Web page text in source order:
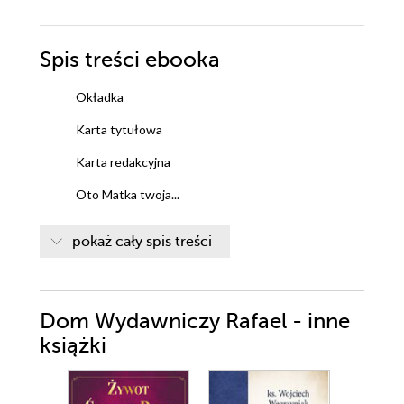
Spis treści ebooka
Okładka
Karta tytułowa
Karta redakcyjna
Oto Matka twoja...
MAGNIFICAT
CODZIENNA MODLITWA O
ZAWIERZENIA NIEPOKALANEMU
pokaż cały spis treści
Dom Wydawniczy Rafael - inne
książki